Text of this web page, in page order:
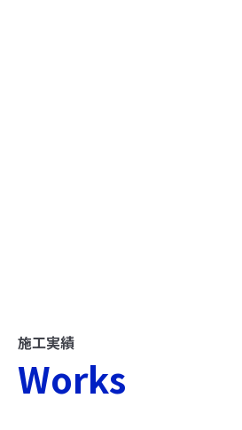
施工実績
Works